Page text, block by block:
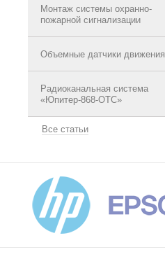
Монтаж системы охранно-
пожарной сигнализации
Объемные датчики движения
Радиоканальная система
«Юпитер-868-ОТС»
Все статьи